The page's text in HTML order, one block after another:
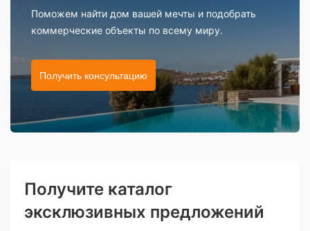
Поможем найти дом вашей мечты и подобрать
коммерческие объекты по всему миру.
Получить консультацию
Получите каталог
эксклюзивных предложений